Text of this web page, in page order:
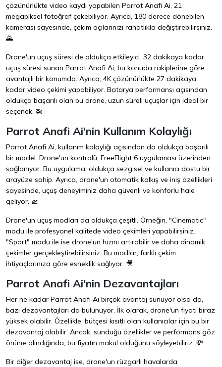
çözünürlükte video kaydı yapabilen Parrot Anafi Ai, 21
megapiksel fotoğraf çekebiliyor. Ayrıca, 180 derece dönebilen
kamerası sayesinde, çekim açılarınızı rahatlıkla değiştirebilirsiniz.
🌄
Drone'un uçuş süresi de oldukça etkileyici. 32 dakikaya kadar
uçuş süresi sunan Parrot Anafi Ai, bu konuda rakiplerine göre
avantajlı bir konumda. Ayrıca, 4K çözünürlükte 27 dakikaya
kadar video çekimi yapabiliyor. Batarya performansı açısından
oldukça başarılı olan bu drone, uzun süreli uçuşlar için ideal bir
seçenek. 🚁
Parrot Anafi Ai'nin Kullanım Kolaylığı
Parrot Anafi Ai, kullanım kolaylığı açısından da oldukça başarılı
bir model. Drone'un kontrolü, FreeFlight 6 uygulaması üzerinden
sağlanıyor. Bu uygulama, oldukça sezgisel ve kullanıcı dostu bir
arayüze sahip. Ayrıca, drone'un otomatik kalkış ve iniş özellikleri
sayesinde, uçuş deneyiminiz daha güvenli ve konforlu hale
geliyor. 🛫
Drone'un uçuş modları da oldukça çeşitli. Örneğin, "Cinematic"
modu ile profesyonel kalitede video çekimleri yapabilirsiniz.
"Sport" modu ile ise drone'un hızını artırabilir ve daha dinamik
çekimler gerçekleştirebilirsiniz. Bu modlar, farklı çekim
ihtiyaçlarınıza göre esneklik sağlıyor. 🎥
Parrot Anafi Ai'nin Dezavantajları
Her ne kadar Parrot Anafi Ai birçok avantaj sunuyor olsa da,
bazı dezavantajları da bulunuyor. İlk olarak, drone'un fiyatı biraz
yüksek olabilir. Özellikle, bütçesi kısıtlı olan kullanıcılar için bu bir
dezavantaj olabilir. Ancak, sunduğu özellikler ve performans göz
önüne alındığında, bu fiyatın makul olduğunu söyleyebiliriz. 💸
Bir diğer dezavantaj ise, drone'un rüzgarlı havalarda